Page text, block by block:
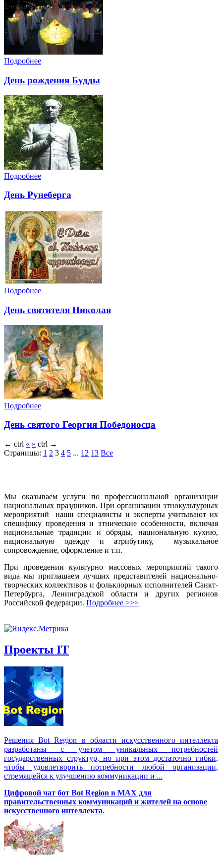
Подробнее
День рождения Будды
Подробнее
День Рунеберга
Подробнее
День святителя Николая
Подробнее
День святого Георгия Победоносца
← ctrl « » ctrl →
Страницы: 1 2 3 4 5 ... 12 13 Все
Мы оказываем услуги по профессиональной организации
национальных праздников. При организации этнокультурных
мероприятий наши специалисты и эксперты учитывают их
специфику проведения и этнические особенности, включая
национальные традиции и обряды, национальную кухню,
национальную одежду и атрибутику, музыкальное
сопровождение, оформление и т.п.
При проведении культурно массовых мероприятий такого
вида мы приглашаем лучших представителей национально-
творческих коллективов и фольклорных исполнителей Санкт-
Петербурга, Ленинградской области и других регионов
Российской федерации. Подробнее >>>
Проекты IT
Решения Вot Region в области искусственного интеллекта
разработаны с учетом уникальных потребностей
государственных структур, но при этом достаточно гибки,
чтобы удовлетворить потребности любой организации,
стремящейся к улучшению коммуникации и ...
Цифровой чат бот Вot Region в MAX для
правительственных коммуникаций и жителей на основе
искусственного интеллекта.